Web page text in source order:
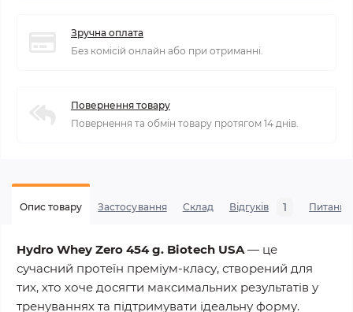
Зручна оплата
Без комісій онлайн або при отриманні.
Повернення товару
Повернення та обмін товару протягом 14 днів.
Опис товару Застосування Склад Відгуків 1 Питання
Hydro Whey Zero 454 g. Biotech USA— це
сучасний протеїн преміум-класу, створений для
тих, хто хоче досягти максимальних результатів у
тренуваннях та підтримувати ідеальну форму.